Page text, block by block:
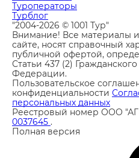
Туроператоры
Турблог
"2004-2026 © 1001 Тур"
Внимание! Все материалы
сайте, носят справочный
публичной офертой,
Статьи 437 (2)
Федерации.
Пользовательское
конфиденциальности
персональных данных
Реестровый номер ООО
0037645 .
Полная версия